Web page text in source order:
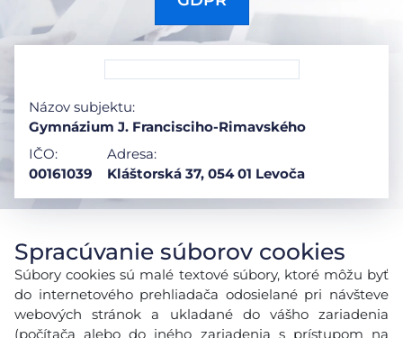
Názov subjektu:
Gymnázium J. Francisciho-Rimavského
IČO:
00161039
Adresa:
Kláštorská 37, 054 01 Levoča
Spracúvanie súborov cookies
Súbory cookies sú malé textové súbory, ktoré môžu byť
do internetového prehliadača odosielané pri návšteve
webových stránok a ukladané do vášho zariadenia
(počítača alebo do iného zariadenia s prístupom na